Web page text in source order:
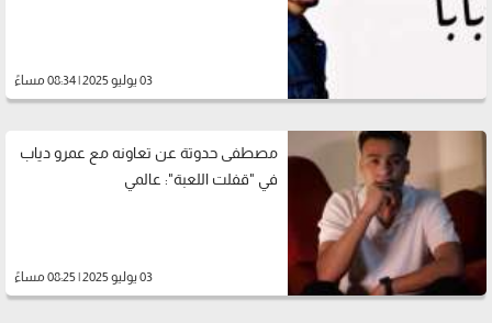
03 يوليو 2025 | 08:34 مساءً
مصطفى حدوتة عن تعاونه مع عمرو دياب
في "قفلت اللعبة": عالمي
03 يوليو 2025 | 08:25 مساءً